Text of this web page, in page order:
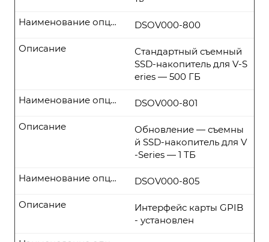
DSOV000-800
Наименование опции
Стандартный съемный
SSD-накопитель для V-S
eries — 500 ГБ
Описание
DSOV000-801
Наименование опции
Обновление — съемны
й SSD-накопитель для V
-Series — 1 ТБ
Описание
DSOV000-805
Наименование опции
Интерфейс карты GPIB
- установлен
Описание